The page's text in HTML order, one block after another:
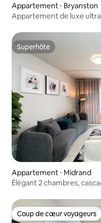
Appartement ⋅ Bryanston
Appartement de luxe
Superhôte
Superhôte
Appartement ⋅ Midrand
Élégant 2 chambres,
Coup de cœur voyageurs
Coup de cœur voyageurs